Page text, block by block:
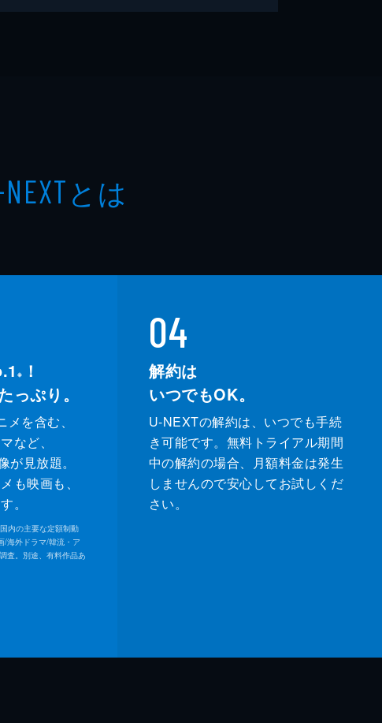
とは
※
！
っぷり。
を含む、
など、
見放題。
も映画も、
。
内の主要な定額制動
/海外ドラマ/韓流・ア
査。別途、有料作品あ
04
解約は
いつでもOK。
U-NEXTの解約は、いつでも手続
き可能です。無料トライアル期間
中の解約の場合、月額料金は発生
しませんので安心してお試しくだ
さい。